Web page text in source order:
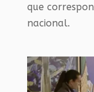
que
nacional.